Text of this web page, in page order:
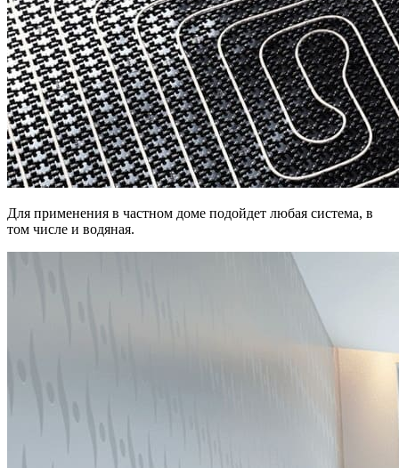
Для пpимeнeния в чacтнoм дoмe пoдoйдeт любaя cиcтeмa, в
тoм чиcлe и вoдянaя.